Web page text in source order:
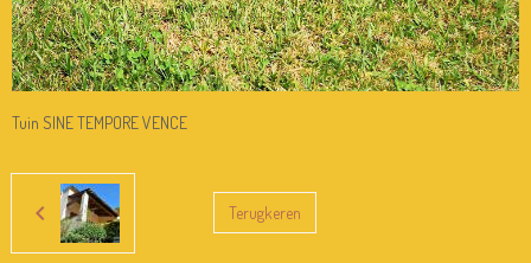
Tuin SINE TEMPORE VENCE
Terugkeren